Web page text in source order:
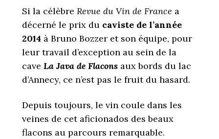
Si la célèbre Revue du Vin de France a
décerné le prix du caviste de l’année
2014 à Bruno Bozzer et son équipe, pour
leur travail d’exception au sein de la
cave La Java de Flacons aux bords du lac
d’Annecy, ce n’est pas le fruit du hasard.
Depuis toujours, le vin coule dans les
veines de cet aficionados des beaux
flacons au parcours remarquable.